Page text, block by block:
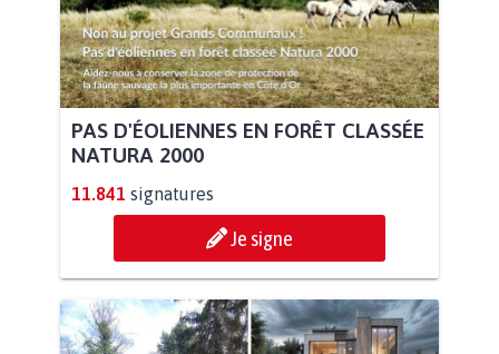
PAS D'ÉOLIENNES EN FORÊT CLASSÉE
NATURA 2000
11.841 signatures
Je signe